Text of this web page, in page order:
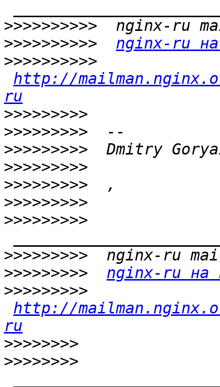
>>>>>>>>>>
>>>>>>>>>>
nginx-ru
>>>>>>>>>>
http://
ru
>>>>>>>>>
>>>>>>>>>
>>>>>>>>>
>>>>>>>>>
>>>>>>>>>
>>>>>>>>>
>>>>>>>>>
>>>>>>>>>
>>>>>>>>>
nginx-ru на
>>>>>>>>>
http://
ru
>>>>>>>>
>>>>>>>>